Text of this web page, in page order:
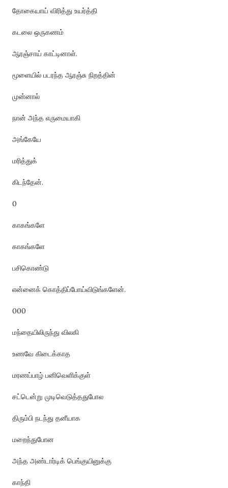
தோகையாய் விரித்து உயர்த்தி
கடலை ஒருகணம்
ஆரஞ்சாய் காட்டினாள்.
மூளையில் படரந்த ஆரஞ்சு நிறத்தின்
முன்னால்
நான் அந்த எருமையாகி
அங்கேயே
மரித்துக்
கிடந்தேன்.
0
காகங்களே
காகங்களே
பசிகொண்டு
என்னைக் கொத்திப்போய்விடுங்களேன்.
000
மந்தையிலிருந்து விலகி
உணவே கிடைக்காத
மரணப்பாழ் பனிவெளிக்குள்
சட்டென்று முடிவெடுத்ததுபோல
திரும்பி நடந்து தனீயாக
மறைந்துபோன
அந்த அண்டார்டிக் பெங்குயினுக்கு
காந்தி